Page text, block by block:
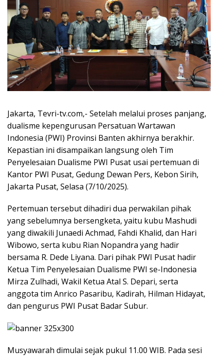
Jakarta, Tevri-tv.com,- Setelah melalui proses panjang,
dualisme kepengurusan Persatuan Wartawan
Indonesia (PWI) Provinsi Banten akhirnya berakhir.
Kepastian ini disampaikan langsung oleh Tim
Penyelesaian Dualisme PWI Pusat usai pertemuan di
Kantor PWI Pusat, Gedung Dewan Pers, Kebon Sirih,
Jakarta Pusat, Selasa (7/10/2025).
Pertemuan tersebut dihadiri dua perwakilan pihak
yang sebelumnya bersengketa, yaitu kubu Mashudi
yang diwakili Junaedi Achmad, Fahdi Khalid, dan Hari
Wibowo, serta kubu Rian Nopandra yang hadir
bersama R. Dede Liyana. Dari pihak PWI Pusat hadir
Ketua Tim Penyelesaian Dualisme PWI se-Indonesia
Mirza Zulhadi, Wakil Ketua Atal S. Depari, serta
anggota tim Anrico Pasaribu, Kadirah, Hilman Hidayat,
dan pengurus PWI Pusat Badar Subur.
Musyawarah dimulai sejak pukul 11.00 WIB. Pada sesi